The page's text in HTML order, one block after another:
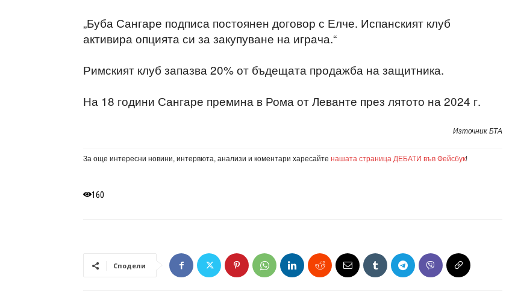
„Буба Сангаре подписа постоянен договор с Елче. Испанският клуб
активира опцията си за закупуване на играча.“
Римският клуб запазва 20% от бъдещата продажба на защитника.
На 18 години Сангаре премина в Рома от Леванте през лятото на 2024 г.
Източник БТА
За още интересни новини, интервюта, анализи и коментари харесайте нашата страница ДЕБАТИ във Фейсбук!
160
Сподели